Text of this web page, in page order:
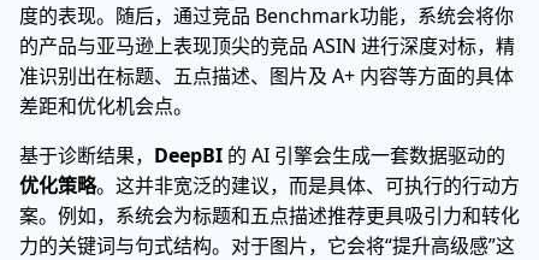
度的表现。随后，通过竞品 Benchmark功能，系统会将你
的产品与亚马逊上表现顶尖的竞品 ASIN 进行深度对标，精
准识别出在标题、五点描述、图片及 A+ 内容等方面的具体
差距和优化机会点。
基于诊断结果， DeepBI 的 AI 引擎会生成一套数据驱动的
优化策略。这并非宽泛的建议，而是具体、可执行的行动方
案。例如，系统会为标题和五点描述推荐更具吸引力和转化
力的关键词与句式结构。对于图片，它会将“提升高级感”这